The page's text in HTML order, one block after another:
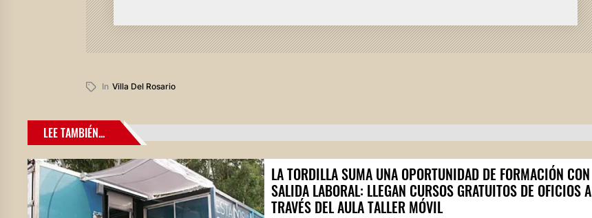
In Villa Del Rosario
LEE TAMBIÉN...
LA TORDILLA SUMA UNA OPORTUNIDAD DE FORMACIÓN CON
SALIDA LABORAL: LLEGAN CURSOS GRATUITOS DE OFICIOS A
TRAVÉS DEL AULA TALLER MÓVIL